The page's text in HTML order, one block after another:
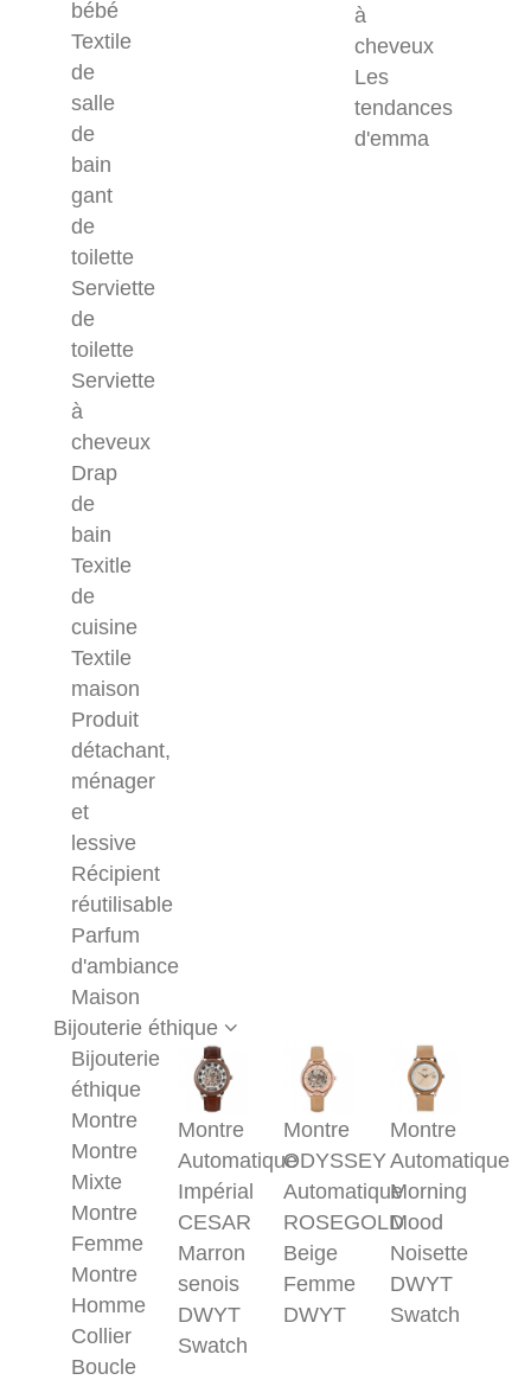
bébé
Textile
de
salle
de
bain
gant
de
toilette
Serviette
de
toilette
Serviette
à
cheveux
Drap
de
bain
Texitle
de
cuisine
Textile
maison
Produit
détachant,
ménager
et
lessive
Récipient
réutilisable
Parfum
d'ambiance
Maison
à
cheveux
Les
tendances
d'emma
Bijouterie éthique
Bijouterie
éthique
Montre
Montre
Mixte
Montre
Femme
Montre
Homme
Collier
Boucle
Montre
Automatique
Impérial
CESAR
Marron
senois
DWYT
Swatch
Montre
ODYSSEY
Automatique
ROSEGOLD
Beige
Femme
DWYT
Montre
Automatique
Morning
Mood
Noisette
DWYT
Swatch